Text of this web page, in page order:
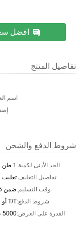
افضل
تفاصيل المنتج
اسم
شروط الدفع والشحن
الحد الأدنى لكمية:1 طن
تفاصيل التغليف:تعليب
وقت التسليم:ضمن 15 يوم بما أنّ يستلم ال deposite أو 30% تقدّم.
شروط الدفع:T/T أو L/C
القدرة على العرض:5000 طن/لكلّ شهر